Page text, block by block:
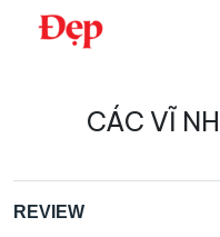
Chuyển
CÁC VĨ
REVIEW